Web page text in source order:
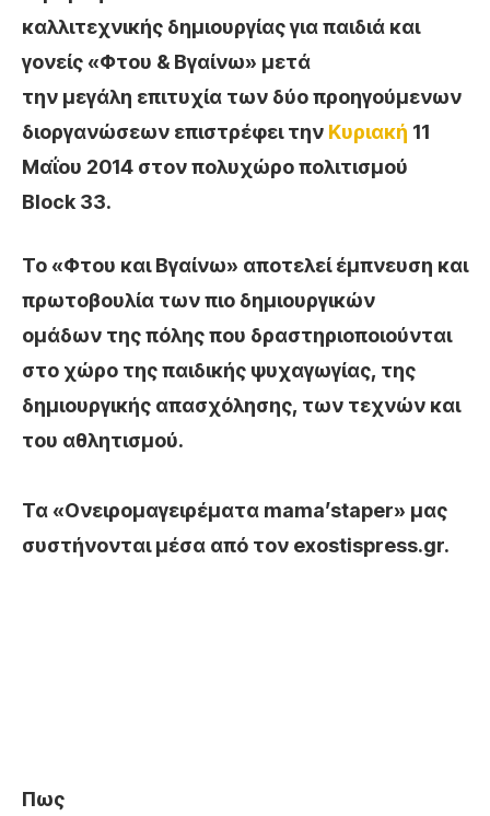
καλλιτεχνικής δημιουργίας για παιδιά και
γονείς«Φτου & Βγαίνω» μετά
την μεγάλη επιτυχία των δύο προηγούμενων
διοργανώσεων επιστρέφει την Κυριακή 11
Μαΐου 2014 στον πολυχώρο πολιτισμού
Block 33.
Το«Φτου και Βγαίνω» αποτελεί έμπνευση και
πρωτοβουλία των πιο δημιουργικών
ομάδων της πόλης που δραστηριοποιούνται
στο χώρο της παιδικής ψυχαγωγίας, της
δημιουργικής απασχόλησης, των τεχνών και
του αθλητισμού.
Τα «Ονειρομαγειρέματα mama’staper» μας
συστήνονται μέσα από τον exostispress.gr.
Πως